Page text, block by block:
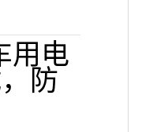
用电
防